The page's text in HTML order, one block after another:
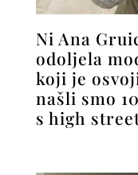
Ni Ana
odoljela
koji je
našli smo
s high